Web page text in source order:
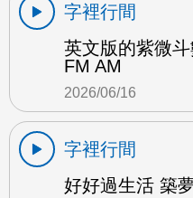
字裡行間
英文版的紫微
FM AM
2026/06/16
字裡行間
好好過生活 築